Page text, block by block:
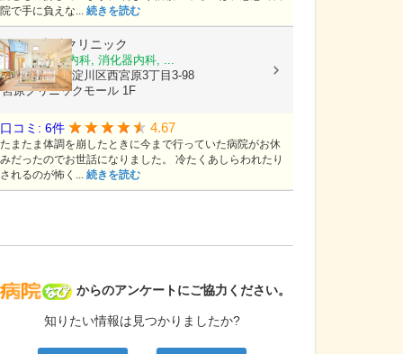
病院なび
からのアンケートにご協力ください。
知りたい情報は見つかりましたか?
院で手に負えな... 続きを読む
ひさこ内科クリニック
内科, 呼吸器内科, 消化器内科, ...
大阪府大阪市淀川区西宮原3丁目3-98
宮原クリニックモール 1F
口コミ: 6件 4.67
たまたま体調を崩したときに今まで行っていた病院がお休
みだったのでお世話になりました。 冷たくあしらわれたり
されるのが怖く... 続きを読む